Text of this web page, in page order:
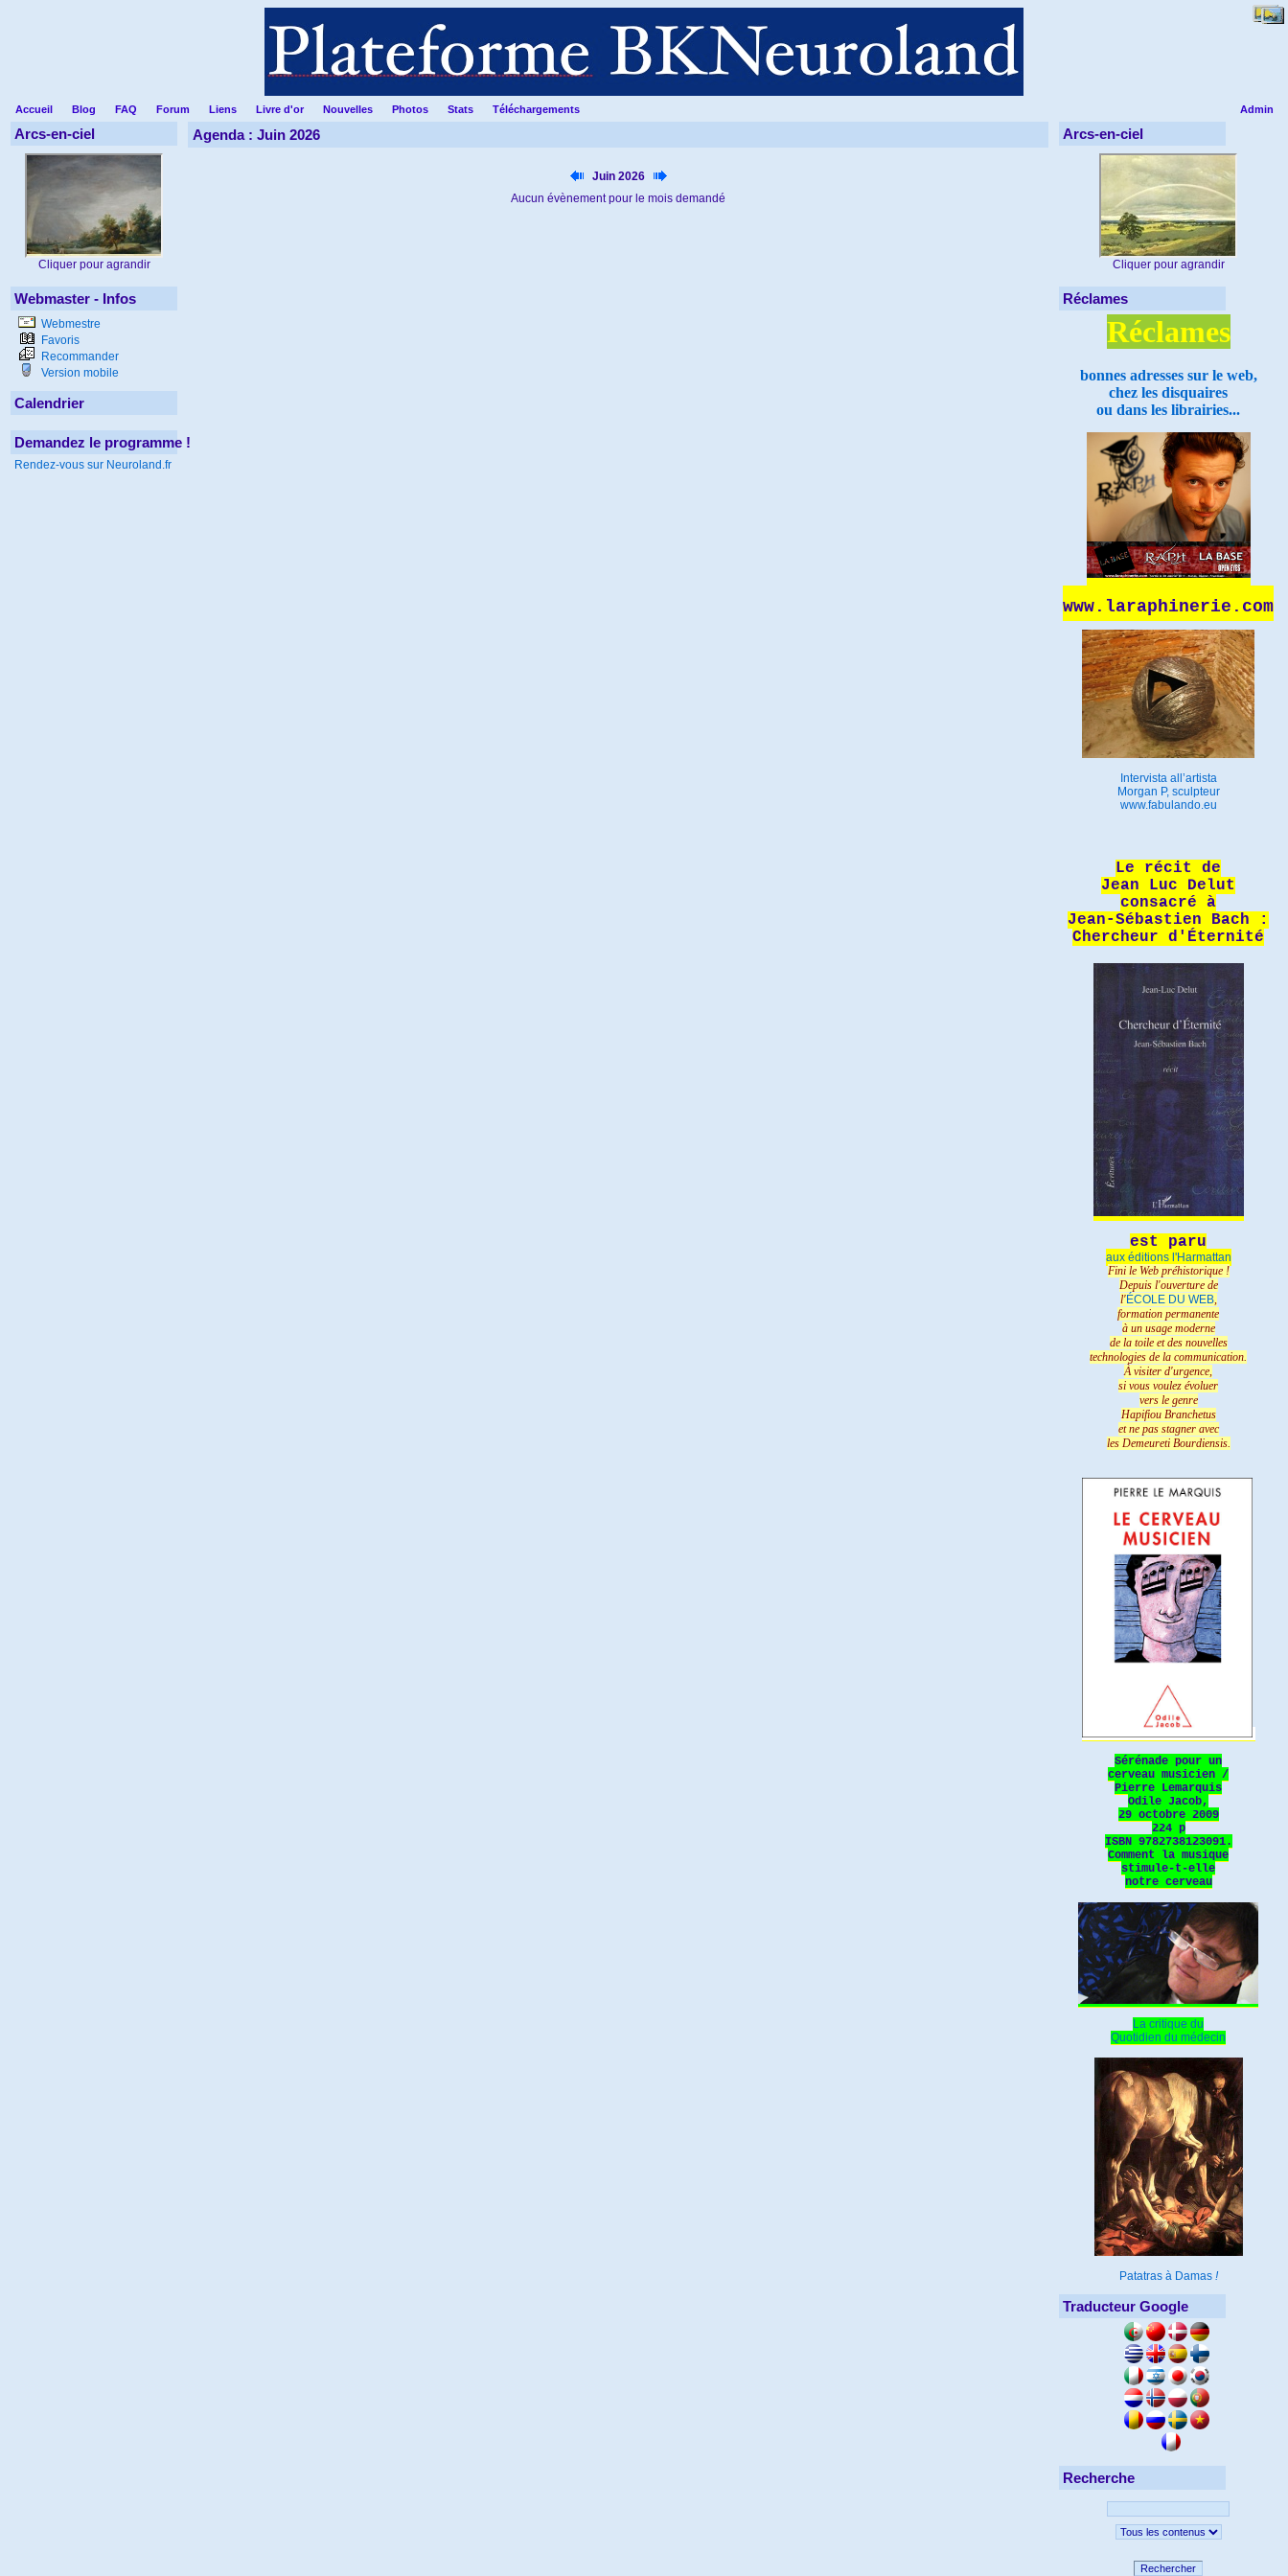
Admin
Accueil Blog FAQ Forum Liens Livre d'or Nouvelles Photos Stats Téléchargements
Arcs-en-ciel
Cliquer pour agrandir
Webmaster - Infos
Webmestre
Favoris
Recommander
Version mobile
Calendrier
Demandez le programme !
Rendez-vous sur Neuroland.fr
Agenda : Juin 2026
Juin 2026
Aucun évènement pour le mois demandé
Arcs-en-ciel
Cliquer pour agrandir
Réclames
Réclames
bonnes adresses sur le web,
chez les disquaires
ou dans les librairies...
www.laraphinerie.com
Intervista all’artista
Morgan P, sculpteur
www.fabulando.eu
Le récit de
Jean Luc Delut
consacré à
Jean-Sébastien Bach :
Chercheur d'Éternité
est paru
aux éditions l'Harmattan
Fini le Web préhistorique !
Depuis l'ouverture de
l'ÉCOLE DU WEB,
formation permanente
à un usage moderne
de la toile et des nouvelles
technologies de la communication.
À visiter d'urgence,
si vous voulez évoluer
vers le genre
Hapifiou Branchetus
et ne pas stagner avec
les Demeureti Bourdiensis.
Sérénade pour un
cerveau musicien /
Pierre Lemarquis
Odile Jacob,
29 octobre 2009
224 p
ISBN 9782738123091.
Comment la musique
stimule-t-elle
notre cerveau
La critique du
Quotidien du médecin
Patatras à Damas !
Traducteur Google
Recherche
Rechercher